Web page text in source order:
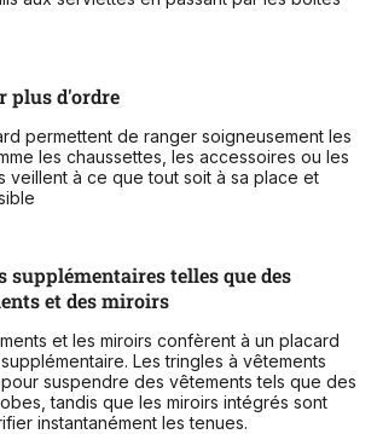
plus d'ordre
permettent de ranger soigneusement les
les chaussettes, les accessoires ou les
veillent à ce que tout soit à sa place et
supplémentaires telles que des
et des miroirs
et les miroirs confèrent à un placard
Les tringles à vêtements
suspendre des vêtements tels que des
tandis que les miroirs intégrés sont
instantanément les tenues.